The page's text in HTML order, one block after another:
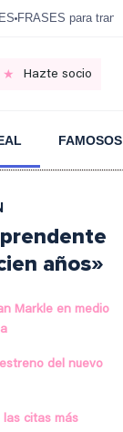
FRASES para
Hazte socio
FAMOSOS
años»
Markle en medio
del nuevo
las citas más